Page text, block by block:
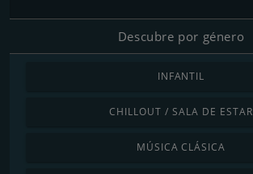
Descubre por género
INFANTIL
CHILLOUT / SALA DE ESTAR
MÚSICA CLÁSICA